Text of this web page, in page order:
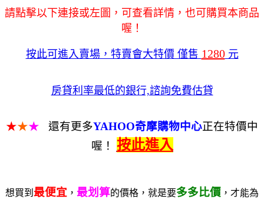
請點擊以下連接或左圖，可查看詳情，也可購買本商品
喔！
按此可進入賣場，特賣會大特價 僅售 1280元
房貸利率最低的銀行,諮詢免費估貸
★★★ 還有更多YAHOO奇摩購物中心正在特價中
喔！
按此進入
想買到 最便宜 ， 最划算的價格，就是要多多比價 ，才能為